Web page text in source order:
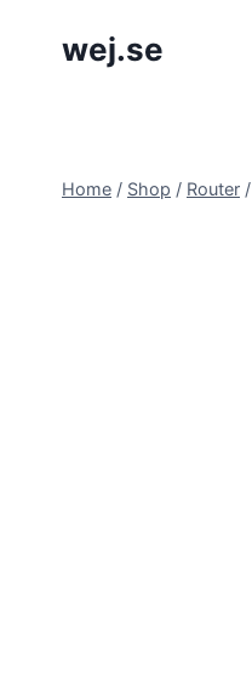
wej.se
Home / Shop / Router /